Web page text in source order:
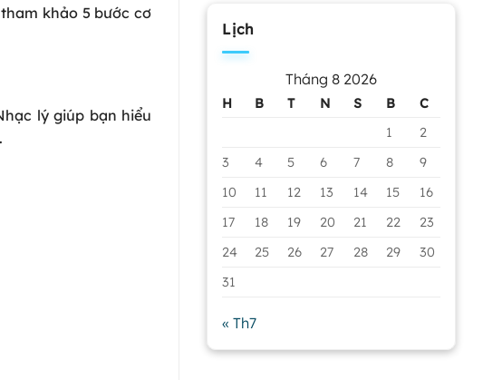
khảo 5 bước cơ
lý giúp bạn hiểu
Lịch
Tháng 8 2026
H B T N S B
C
1
2
3
4 5 6 7 8
9
10
11 12 13 14 15
16
17
18 19 20 21 22
23
24
25 26 27 28 29
30
31
« Th7